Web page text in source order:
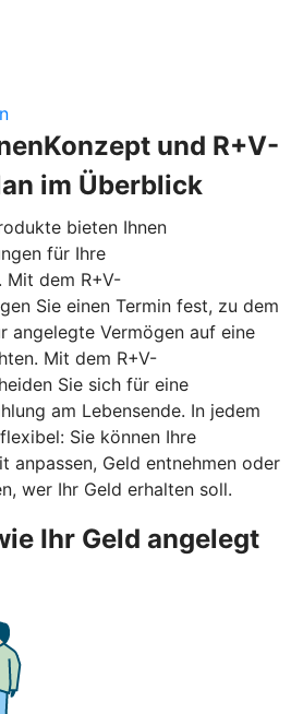
und R+V-
im Überblick
bieten Ihnen
für Ihre
Mit dem R+V-
Sie einen Termin fest, zu dem
angelegte Vermögen auf eine
Mit dem R+V-
Sie sich für eine
am Lebensende. In jedem
Sie können Ihre
anpassen, Geld entnehmen oder
wer Ihr Geld erhalten soll.
Ihr Geld angelegt